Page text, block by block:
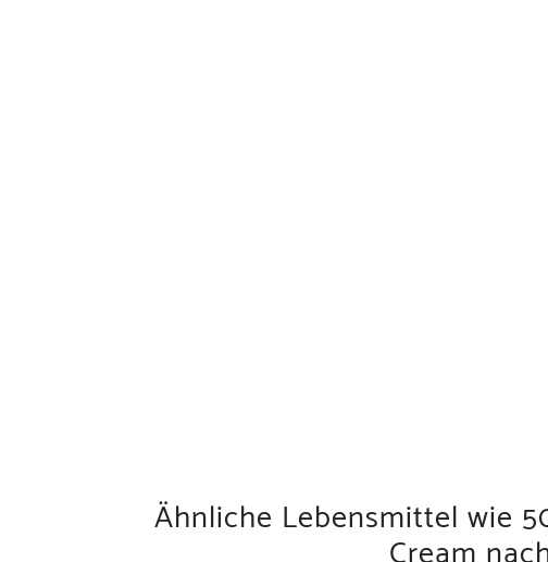
Ähnliche Lebensmittel wie